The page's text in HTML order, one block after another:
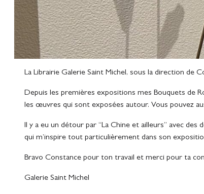
La Librairie Galerie Saint Michel, sous la direction de
Depuis les premières expositions mes Bouquets de
les œuvres qui sont exposées autour. Vous pouvez
Il y a eu un détour par “La Chine et ailleurs” avec
qui m’inspire tout particulièrement dans son
Bravo Constance pour ton travail et merci pour ta
Galerie Saint Michel